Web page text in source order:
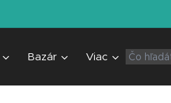
Bazár Viac